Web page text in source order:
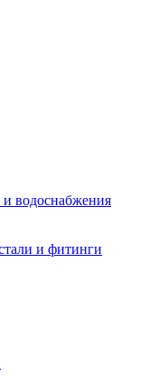
водоснабжения
и фитинги